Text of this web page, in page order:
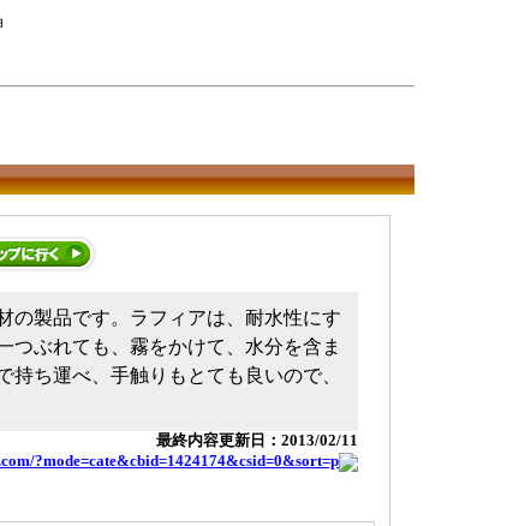
の製品です。ラフィアは、耐水性にす
つぶれても、霧をかけて、水分を含ま
ち運べ、手触りもとても良いので、
最終内容更新日：2013/02/11
?mode=cate&cbid=1424174&csid=0&sort=p